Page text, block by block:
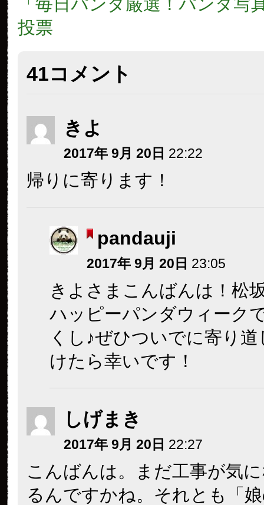
投票
41コメント
きよ
2017年 9月 20日 22:22
帰りに寄ります！
pandauji
2017年 9月 20日 23:05
きよさまこんばんは！松
ハッピーパンダウィーク
くし♪ぜひついでに寄り
けたら幸いです！
しげまき
2017年 9月 20日 22:27
こんばんは。まだ工事が気
るんですかね。それとも「